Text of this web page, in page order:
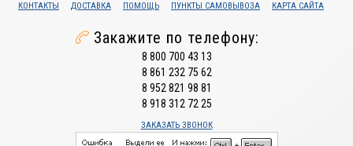
КОНТАКТЫ ДОСТАВКА ПОМОЩЬ ПУНКТЫ САМОВЫВОЗА КАРТА САЙТА
Закажите по телефону:
8 800 700 43 13
8 861 232 75 62
8 952 821 98 81
8 918 312 72 25
ЗАКАЗАТЬ ЗВОНОК